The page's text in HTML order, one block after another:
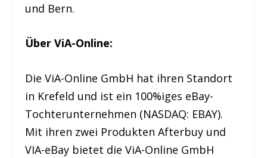
und Bern.
Über ViA-Online:
Die ViA-Online GmbH hat ihren Standort
in Krefeld und ist ein 100%iges eBay-
Tochterunternehmen (NASDAQ: EBAY).
Mit ihren zwei Produkten Afterbuy und
VIA-eBay bietet die ViA-Online GmbH